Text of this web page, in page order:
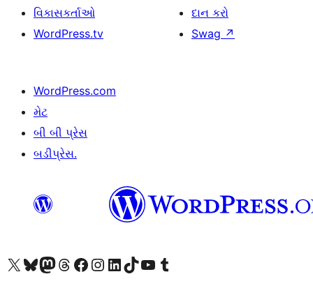
વિકાસકર્તાઓ
WordPress.tv
દાન કરો
Swag ↗
WordPress.com
મેટ
બી બી પ્રેસ
બડીપ્રેસ.
અમારા X (અગાઉ ટ્વિટર) એકાઉન્ટની મુલાકાત લોઅમારા Bluesky એકાઉન્ટની મુલાકાત લોઅમારા માસ્ટોડોન એકાઉન્ટની મુલાકાત લોઅમારા Threads એકાઉન્ટની મુલાકાત લો અમારા ફેસબુક પેજની મુલાકાત લોઅમારા ઇન્સ્ટાગ્રામ એકાઉન્ટની મુલાકાત લો અમારા LinkedIn એકાઉન્ટની મુલાકાત લોઅમારા TikTok એકાઉન્ટની મુલાકાત લોઅમારી YouTube ચેનલની મુલાકાત લો અમારા Tumblr એકાઉન્ટની મુલાકાત લો